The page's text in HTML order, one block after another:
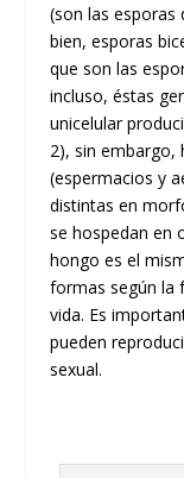
(son las esporas
bien, esporas
que son las
incluso, éstas
unicelular
2), sin embargo,
(espermacios y
distintas en
se hospedan en
hongo es el
formas según la
vida. Es
pueden
sexual.